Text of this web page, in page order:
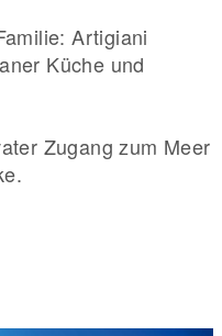
Artigiani
Küche und
Zugang zum Meer